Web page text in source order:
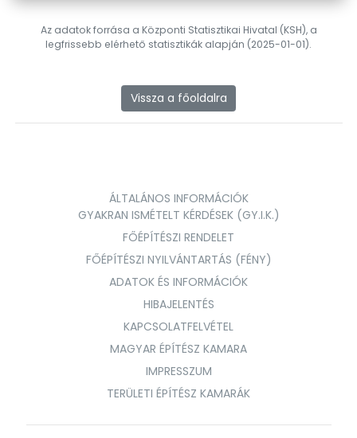
Az adatok forrása a Központi Statisztikai Hivatal (KSH), a
legfrissebb elérhető statisztikák alapján (2025-01-01).
Vissza a főoldalra
ÁLTALÁNOS INFORMÁCIÓK
GYAKRAN ISMÉTELT KÉRDÉSEK (GY.I.K.)
FŐÉPÍTÉSZI RENDELET
FŐÉPÍTÉSZI NYILVÁNTARTÁS (FÉNY)
ADATOK ÉS INFORMÁCIÓK
HIBAJELENTÉS
KAPCSOLATFELVÉTEL
MAGYAR ÉPÍTÉSZ KAMARA
IMPRESSZUM
TERÜLETI ÉPÍTÉSZ KAMARÁK